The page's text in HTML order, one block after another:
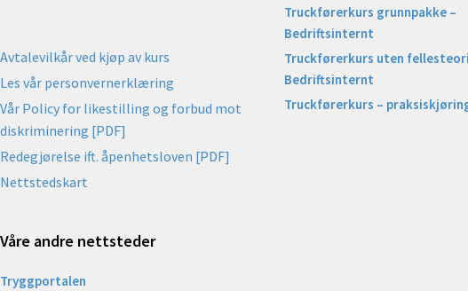
Avtalevilkår ved kjøp av kurs
Les vår personvernerklæring
Vår Policy for likestilling og forbud mot
diskriminering [PDF]
Redegjørelse ift. åpenhetsloven [PDF]
Nettstedskart
Våre andre nettsteder
Tryggportalen
Truckførerkurs grunnpakke –
Bedriftsinternt
Truckførerkurs uten
Bedriftsinternt
Truckførerkurs –